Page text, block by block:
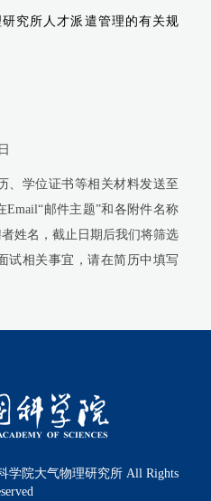
究所人才派遣管理的有关规
日
、学位证书等相关材料发送至
Email“邮件主题”和各附件名称
姓名，截止日期后我们将筛选
试相关事宜，请在简历中填写
学院大气物理研究所 All Rights